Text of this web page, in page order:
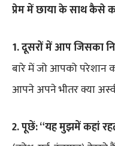
प्रेम में छाया के साथ कैसे
1. दूसरों में आप जिसका
बारे में जो आपको परेशान
आपने अपने भीतर क्या
2. पूछें: “यह मुझमें कहां